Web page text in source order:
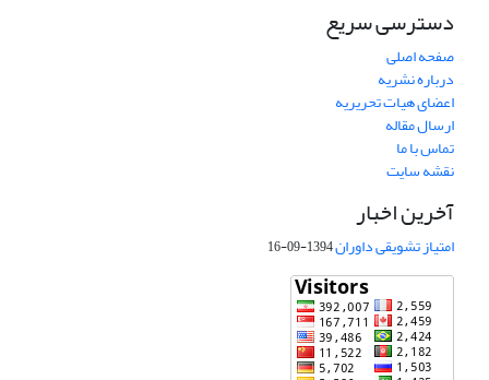
دسترسی سریع
صفحه اصلی
درباره نشریه
اعضای هیات تحریریه
ارسال مقاله
تماس با ما
نقشه سایت
آخرین اخبار
امتیاز تشویقی داوران1394-09-16